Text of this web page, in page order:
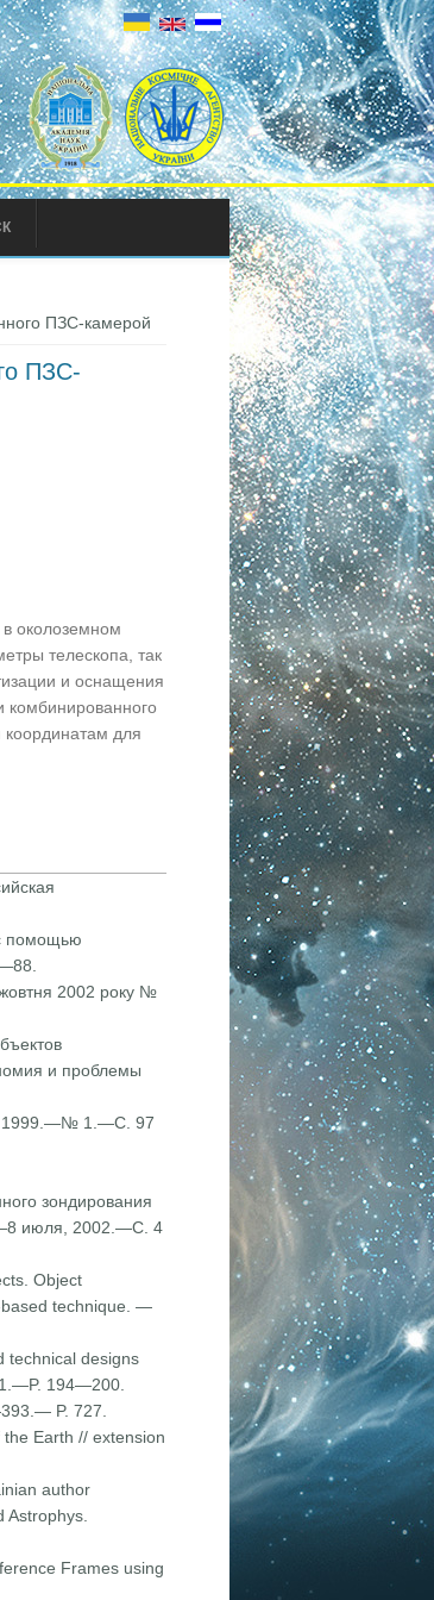
ПЗС-камерой
ПЗС-
околоземном
телескопа, так
и оснащения
комбинированного
для
помощью
2002 року №
и проблемы
1999.—№ 1.—С. 97
зондирования
июля, 2002.—С. 4
Object
based technique. —
technical designs
194—200.
P. 727.
Earth // extension
author
Astrophys.
Frames using